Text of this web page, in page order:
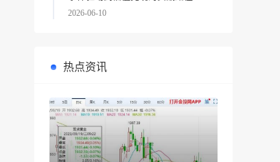
2026-06-10
热点资讯